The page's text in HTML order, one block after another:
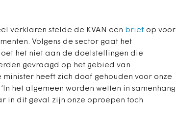
verklaren stelde de KVAN een brief op voor
Volgens de sector gaat het
het niet aan de doelstellingen die
gevraagd op het gebied van
heeft zich doof gehouden voor onze
het algemeen worden wetten in samenhang
in dit geval zijn onze oproepen toch